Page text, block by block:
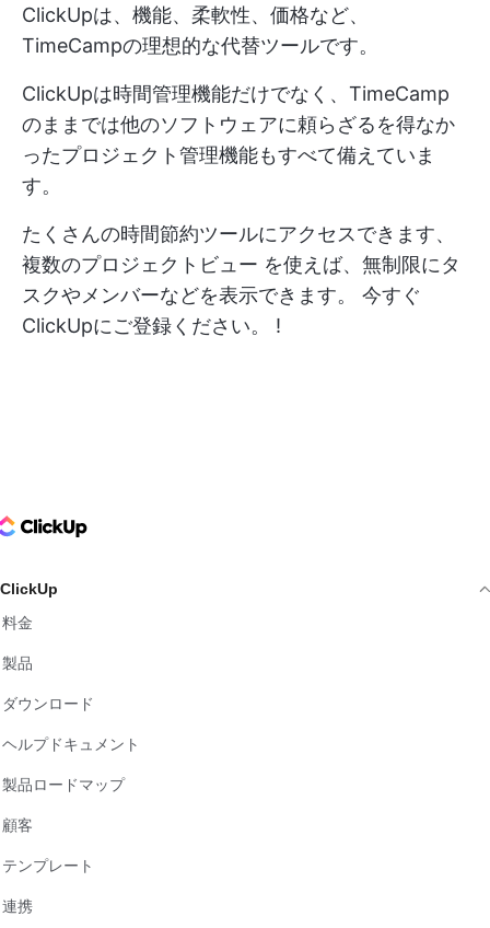
ClickUpは、機能、柔軟性、価格など、
TimeCampの理想的な代替ツールです。
ClickUpは時間管理機能だけでなく、TimeCamp
のままでは他のソフトウェアに頼らざるを得なか
ったプロジェクト管理機能もすべて備えていま
す。
たくさんの時間節約ツールにアクセスできます、
複数のプロジェクトビュー を使えば、無制限にタ
スクやメンバーなどを表示できます。 今すぐ
ClickUpにご登録ください。
!
Logo
ClickUp
料金
製品
ダウンロード
ヘルプドキュメント
製品ロードマップ
顧客
テンプレート
連携